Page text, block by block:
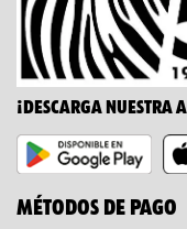
¡DESCARGA NUESTRA
MÉTODOS DE PAGO